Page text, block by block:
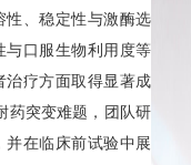
性、稳定性与激酶选
与口服生物利用度等
治疗方面取得显著成
药突变难题，团队研
在临床前试验中展